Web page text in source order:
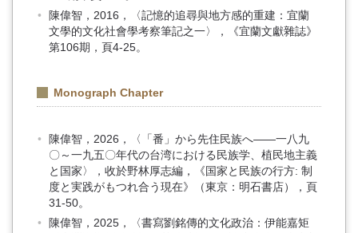
陳偉智，2016，〈記憶的追尋與地方感的重建：宜蘭
文學的文化社會學考察筆記之一〉，《宜蘭文獻雜誌》
第106期，頁4-25。
Monograph Chapter
陳偉智，2026，〈「番」から先住民族へ――一八九
〇～一九五〇年代の台湾における民族学、植民地主義
と国家〉，收於野林厚志編，《国家と民族の行方: 制
度と実践がもつれ合う現在》（東京：明石書店），頁
31-50。
陳偉智，2025，〈書寫劉銘傳的文化政治：伊能嘉矩